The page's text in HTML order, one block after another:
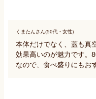
くまたんさん(50代・女性)
本体だけでなく、蓋も真
効果高いのが魅力です。
なので、食べ盛りにもお